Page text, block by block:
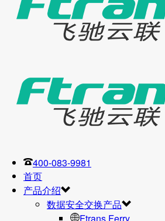
400-083-9981
首页
产品介绍
数据安全交换产品